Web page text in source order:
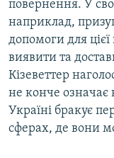
повернення. У
наприклад,
допомоги для
виявити та
Кізеветтер
не конче означає
Україні бракує
сферах, де вони